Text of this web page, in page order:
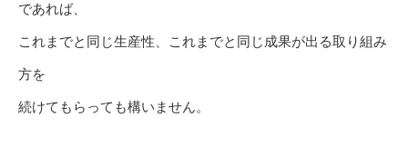
であれば、
これまでと同じ生産性、これまでと同じ成果が出る取り組み
方を
続けてもらっても構いません。